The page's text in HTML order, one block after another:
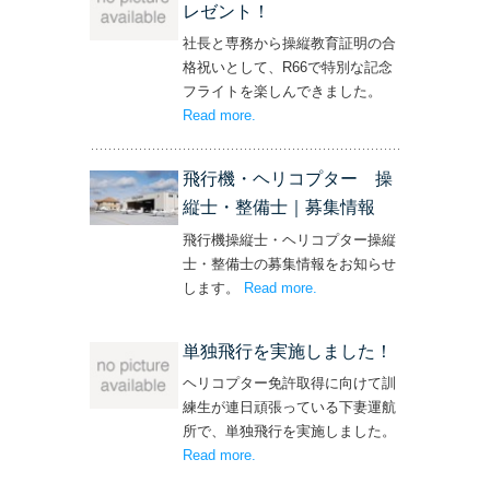
レゼント！
社長と専務から操縦教育証明の合
格祝いとして、R66で特別な記念
フライトを楽しんできました。
Read more– ‘社長と専務からの嬉しいプレゼン
.
飛行機・ヘリコプター 操
縦士・整備士｜募集情報
飛行機操縦士・ヘリコプター操縦
士・整備士の募集情報をお知らせ
します。 Read more
単独飛行を実施しました！
ヘリコプター免許取得に向けて訓
練生が連日頑張っている下妻運航
所で、単独飛行を実施しました。
Read more– ‘単独飛行を実施しました！’
.